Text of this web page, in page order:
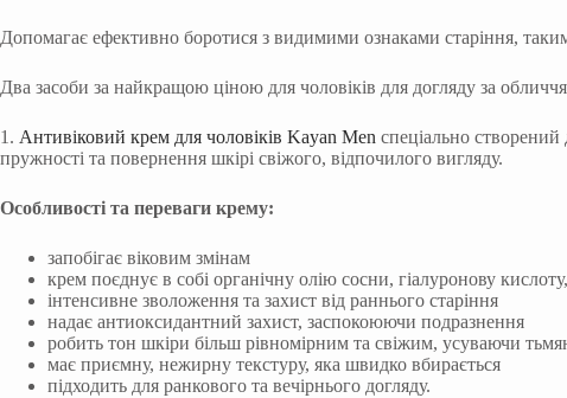
Допомагає ефективно боротися з видимими ознаками старіння,
Два засоби за найкращою ціною для чоловіків для догляду за
1. Антивіковий крем для чоловіків Kayan Men спеціально
пружності та повернення шкірі свіжого, відпочилого вигляду.
Особливості та переваги крему:
запобігає віковим змінам
крем поєднує в собі органічну олію сосни, гіалуронову
інтенсивне зволоження та захист від раннього старіння
надає антиоксидантний захист, заспокоюючи подразнення
робить тон шкіри більш рівномірним та свіжим, усуваючи
має приємну, нежирну текстуру, яка швидко вбирається
підходить для ранкового та вечірнього догляду.